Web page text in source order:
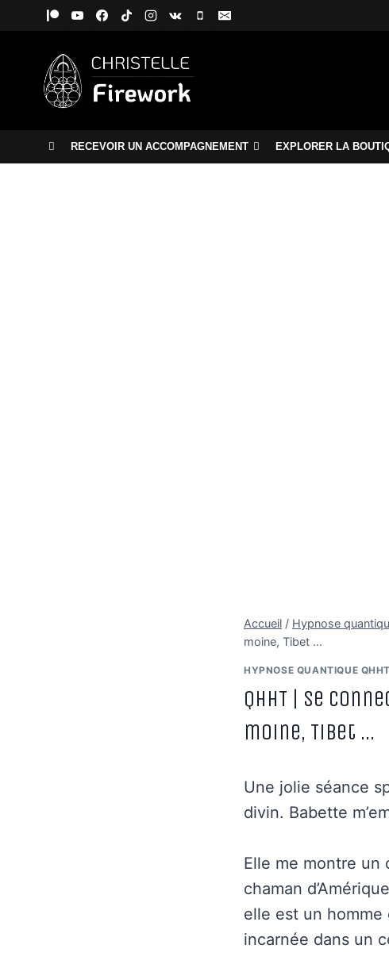
RECEVOIR UN ACCOMPAGNEMENT EXPLORER LA
Accueil / Hypnose
moine, Tibet …
HYPNOSE QUANTIQUE
QHHT | Se
moine, Tibet …
Une jolie séance
divin. Babette
Elle me montre un
chaman
elle est un homme
incarnée dans un